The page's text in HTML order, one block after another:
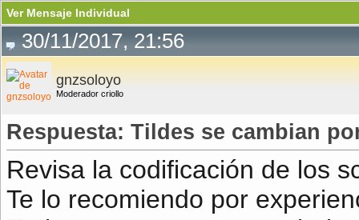
Ver Mensaje Individual
30/11/2017, 21:56
gnzsoloyo
Moderador criollo
Respuesta: Tildes se cambian
Revisa la codificación de los
Te lo recomiendo por